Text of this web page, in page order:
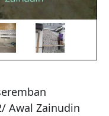
Awal Zainudin